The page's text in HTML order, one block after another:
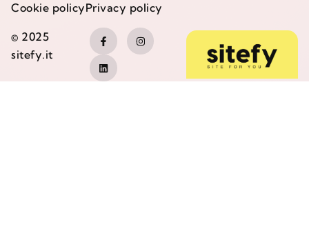
© 2025
sitefy.it
Cookie policyPrivacy policy